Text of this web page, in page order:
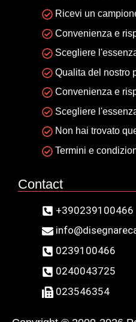
Ricevi un
Convenienza e
Scegliere
Qualita del nostro
Convenienza e
Scegliere
Non hai trovato
Termini e
Contact
+390239100466
0239100466
0240043725
023546354